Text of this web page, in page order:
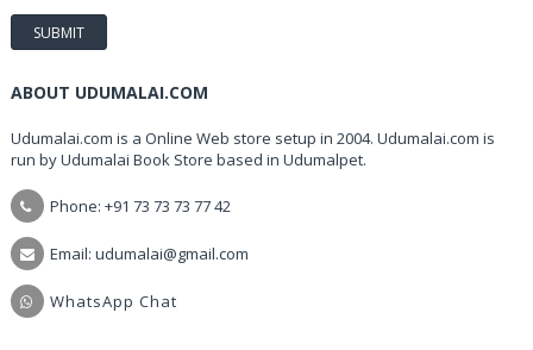
ABOUT UDUMALAI.COM
Udumalai.com is a Online Web store setup in 2004. Udumalai.com is
run by Udumalai Book Store based in Udumalpet.
Phone: +91 73 73 73 77 42
Email: udumalai@gmail.com
WhatsApp Chat